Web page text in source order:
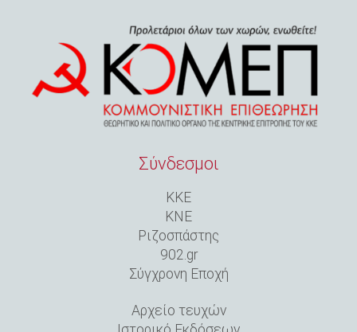
Σύνδεσμοι
ΚΚΕ
ΚΝΕ
Ριζοσπάστης
902.gr
Σύγχρονη Εποχή
Αρχείο τευχών